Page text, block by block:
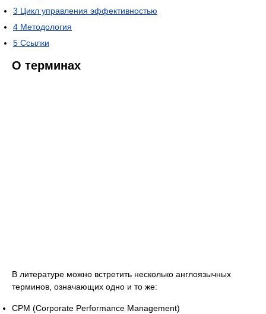
3 Цикл управления эффективностью
4 Методология
5 Ссылки
О терминах
В литературе можно встретить несколько англоязычных
терминов, означающих одно и то же:
CPM (Corporate Performance Management)